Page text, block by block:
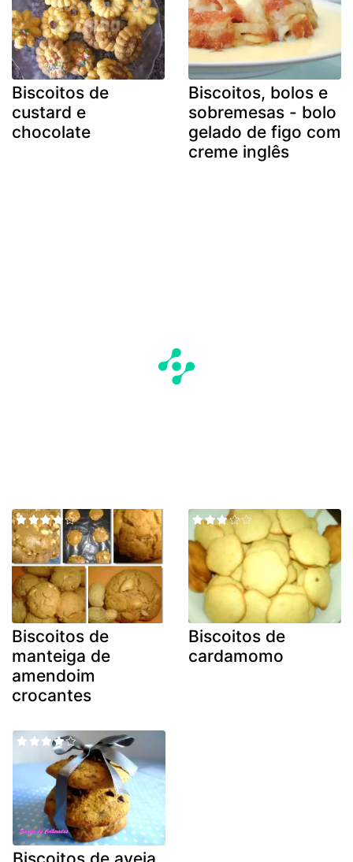
Biscoitos de
custard e
chocolate
Biscoitos, bolos e
sobremesas - bolo
gelado de figo com
creme inglês
Biscoitos de
manteiga de
amendoim
crocantes
Biscoitos de
cardamomo